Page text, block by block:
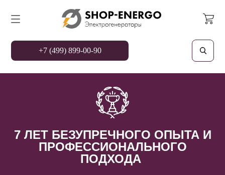
+7 (499) 899-00-90
7 ЛЕТ БЕЗУПРЕЧНОГО ОПЫТА И
ПРОФЕССИОНАЛЬНОГО
ПОДХОДА